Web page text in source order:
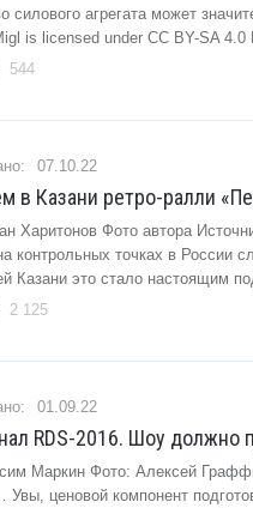
силового агрегата может
is licensed under CC BY-SA 4.0
544
07.10.22
в Казани ретро-ралли
Харитонов Фото автора
контрольных точках в
Казани это стало настоящим
2 125
01.09.22
RDS-2016. Шоу
Маркин Фото: Алексей
ценовой компонент